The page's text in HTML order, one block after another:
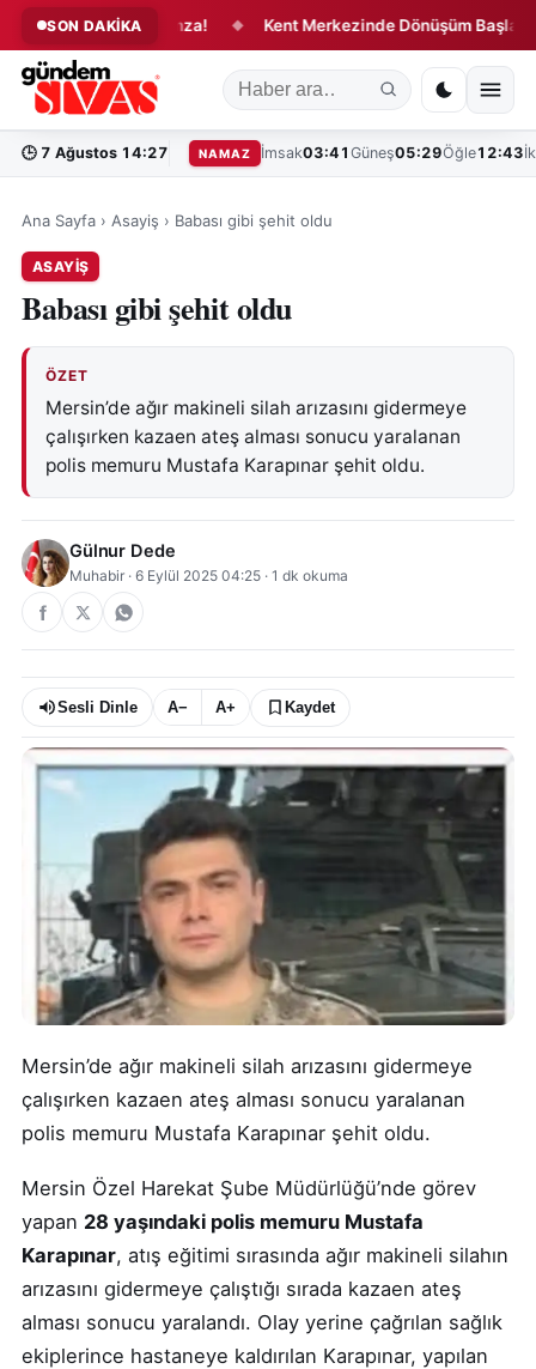
SON DAKİKA
Değiştirecek İmza! ◆ Kent Merkezinde Dönüşüm Başladı!
🕒 7 Ağustos 14:27 NAMAZ İmsak03:41 Güneş05:29Öğle12:43
Ana Sayfa › Asayiş › Babası gibi şehit oldu
ASAYIŞ
Babası gibi şehit oldu
ÖZET
Mersin’de ağır makineli silah arızasını gidermeye
çalışırken kazaen ateş alması sonucu yaralanan
polis memuru Mustafa Karapınar şehit oldu.
Gülnur Dede
Muhabir · 6 Eylül 2025 04:25 · 1 dk okuma
Sesli Dinle A− A+ Kaydet
Mersin’de ağır makineli silah arızasını gidermeye
çalışırken kazaen ateş alması sonucu yaralanan
polis memuru Mustafa Karapınar şehit oldu.
Mersin Özel Harekat Şube Müdürlüğü’nde görev
yapan 28 yaşındaki polis memuru Mustafa
Karapınar, atış eğitimi sırasında ağır makineli silahın
arızasını gidermeye çalıştığı sırada kazaen ateş
alması sonucu yaralandı. Olay yerine çağrılan sağlık
ekiplerince hastaneye kaldırılan Karapınar, yapılan